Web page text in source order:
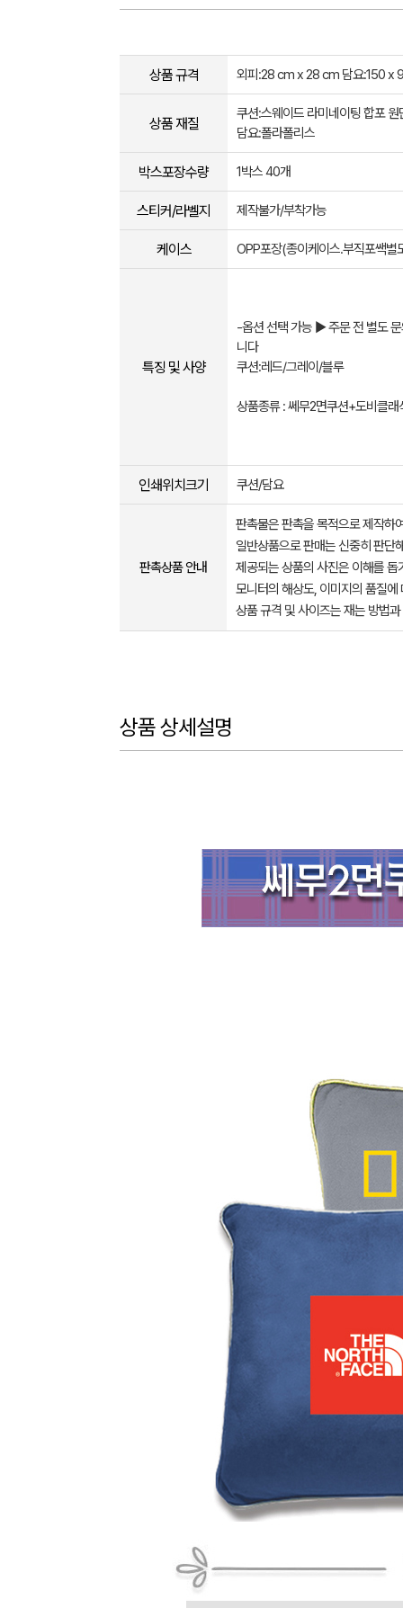
상품 규격 외피:28 cm x 28 cm 담요:150 x
상품 재질
쿠션:스웨이드 라미네이팅 합포 원
담요:폴라폴리스
박스포장수량 1박스 40개
스티커/라벨지 제작불가/부착가능
케이스 OPP포장(종이케이스.부직포쌕별
특징 및 사양
-옵션 선택 가능 ▶ 주문 전 별도
니다
쿠션:레드/그레이/블루
상품종류 : 쎄무2면쿠션+도비클래
인쇄위치크기 쿠션/담요
판촉상품 안내
판촉물은 판촉을 목적으로 제작하
일반상품으로 판매는 신중히 판단
제공되는 상품의 사진은 이해를
모니터의 해상도, 이미지의 품질
상품 규격 및 사이즈는 재는 방법
상품 상세설명